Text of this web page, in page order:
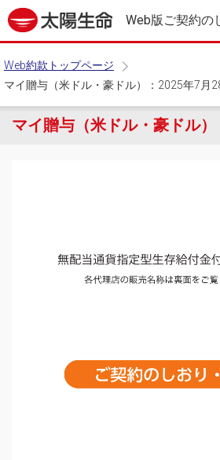
Web版ご契約の
Web約款トップページ
マイ贈与（米ドル・豪ドル）：2025年7月
マイ贈与（米ドル・豪ドル）